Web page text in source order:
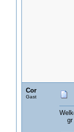
Cor
Gast
gr